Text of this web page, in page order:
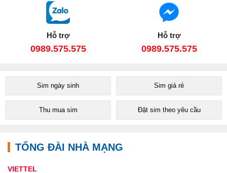
Hỗ trợ
0989.575.575
Hỗ trợ
0989.575.575
Sim ngày sinh Sim giá rẻ
Thu mua sim Đặt sim theo yêu cầu
TỔNG ĐÀI NHÀ MẠNG
VIETTEL